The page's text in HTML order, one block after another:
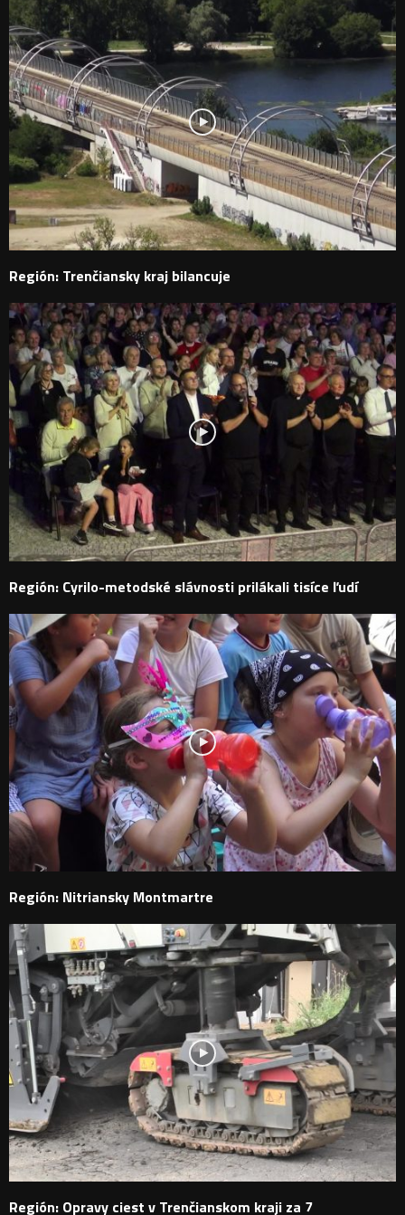
Región: Trenčiansky kraj bilancuje
Región: Cyrilo-metodské slávnosti prilákali tisíce ľudí
Región: Nitriansky Montmartre
Región: Opravy ciest v Trenčianskom kraji za 7